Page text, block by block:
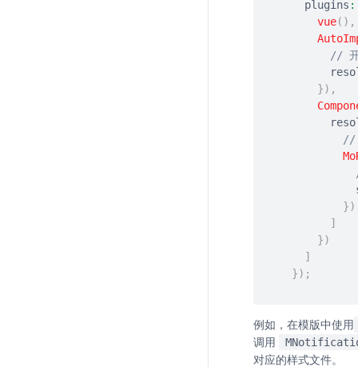
  plugins
:
vue( ) ,
// 开
}) ,
//
})
]
})
]
}) ;
例如，在模版中使用
调用
对应的样式文件。